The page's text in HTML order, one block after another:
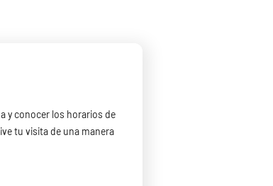
y conocer los horarios de
tu visita de una manera